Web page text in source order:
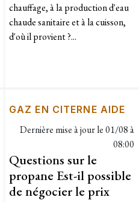
chauffage, à la production d'eau
chaude sanitaire et à la cuisson,
d'où il provient ?...
GAZ EN CITERNE AIDE
Dernière mise à jour le01/08 à
08:00
Questions sur le
propane Est-il possible
de négocier le prix